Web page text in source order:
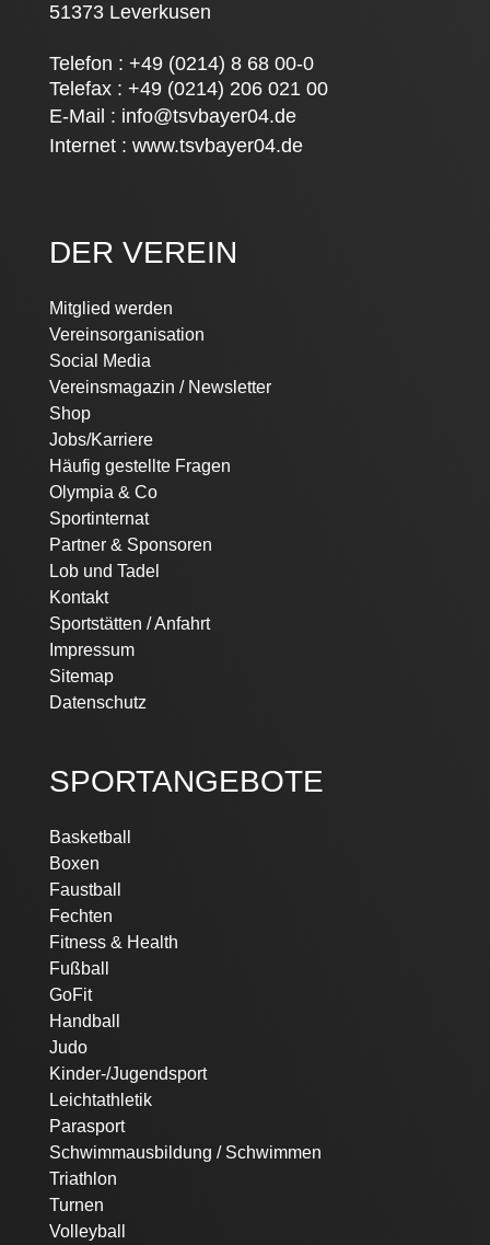
51373 Leverkusen
Telefon : +49 (0214) 8 68 00-0
Telefax : +49 (0214) 206 021 00
E-Mail : info@tsvbayer04.de
Internet : www.tsvbayer04.de
DER VEREIN
Navigation
überspringen
Mitglied werden
Vereinsorganisation
Social Media
Vereinsmagazin / Newsletter
Shop
Jobs/Karriere
Häufig gestellte Fragen
Olympia & Co
Sportinternat
Partner & Sponsoren
Lob und Tadel
Kontakt
Sportstätten / Anfahrt
Impressum
Sitemap
Datenschutz
SPORTANGEBOTE
Navigation
überspringen
Basketball
Boxen
Faustball
Fechten
Fitness & Health
Fußball
GoFit
Handball
Judo
Kinder-/Jugendsport
Leichtathletik
Parasport
Schwimmausbildung / Schwimmen
Triathlon
Turnen
Volleyball